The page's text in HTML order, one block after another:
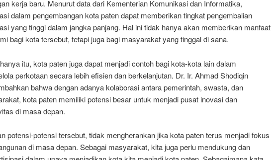
kerja baru. Menurut data dari Kementerian Komunikasi dan Informatika,
dalam pengembangan kota paten dapat memberikan tingkat pengembalian
yang tinggi dalam jangka panjang. Hal ini tidak hanya akan memberikan manfaat
bagi kota tersebut, tetapi juga bagi masyarakat yang tinggal di sana.
itu, kota paten juga dapat menjadi contoh bagi kota-kota lain dalam
perkotaan secara lebih efisien dan berkelanjutan. Dr. Ir. Ahmad Shodiqin
bahwa dengan adanya kolaborasi antara pemerintah, swasta, dan
kota paten memiliki potensi besar untuk menjadi pusat inovasi dan
di masa depan.
potensi-potensi tersebut, tidak mengherankan jika kota paten terus menjadi fokus
di masa depan. Sebagai masyarakat, kita juga perlu mendukung dan